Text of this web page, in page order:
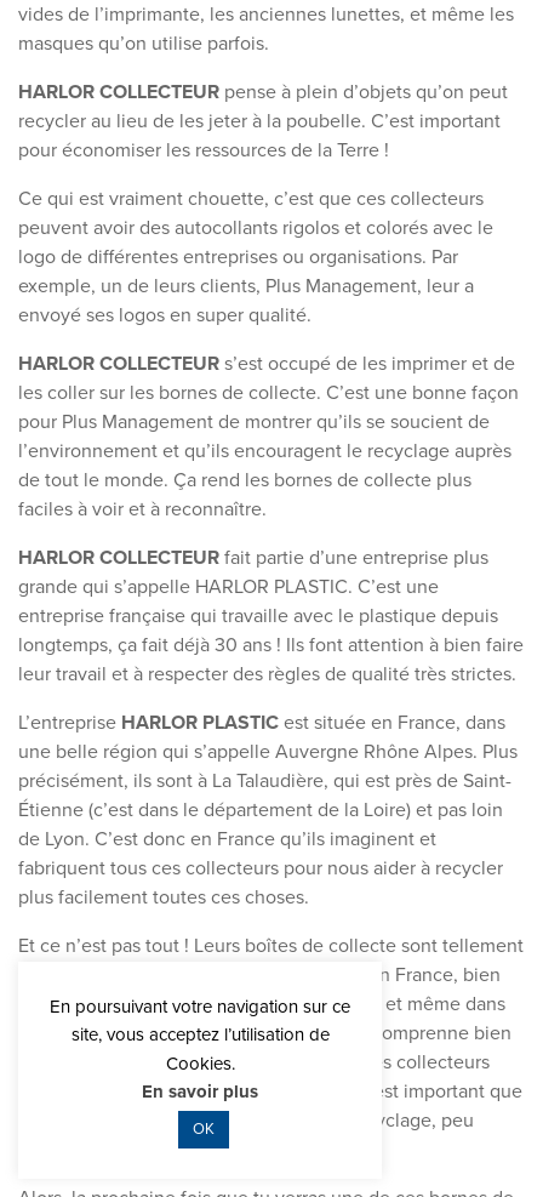
vides de l’imprimante, les anciennes lunettes, et même les
masques qu’on utilise parfois.
HARLOR COLLECTEUR pense à plein d’objets qu’on peut
recycler au lieu de les jeter à la poubelle. C’est important
pour économiser les ressources de la Terre !
Ce qui est vraiment chouette, c’est que ces collecteurs
peuvent avoir des autocollants rigolos et colorés avec le
logo de différentes entreprises ou organisations. Par
exemple, un de leurs clients, Plus Management, leur a
envoyé ses logos en super qualité.
HARLOR COLLECTEUR s’est occupé de les imprimer et de
les coller sur les bornes de collecte. C’est une bonne façon
pour Plus Management de montrer qu’ils se soucient de
l’environnement et qu’ils encouragent le recyclage auprès
de tout le monde. Ça rend les bornes de collecte plus
faciles à voir et à reconnaître.
HARLOR COLLECTEUR fait partie d’une entreprise plus
grande qui s’appelle HARLOR PLASTIC. C’est une
entreprise française qui travaille avec le plastique depuis
longtemps, ça fait déjà 30 ans ! Ils font attention à bien faire
leur travail et à respecter des règles de qualité très strictes.
L’entreprise HARLOR PLASTIC est située en France, dans
une belle région qui s’appelle Auvergne Rhône Alpes. Plus
précisément, ils sont à La Talaudière, qui est près de Saint-
Étienne (c’est dans le département de la Loire) et pas loin
de Lyon. C’est donc en France qu’ils imaginent et
fabriquent tous ces collecteurs pour nous aider à recycler
plus facilement toutes ces choses.
Et ce n’est pas tout ! Leurs boîtes de collecte sont tellement
pratiques qu’on peut les trouver partout : en France, bien
sûr, mais aussi dans d’autres pays d’Europe et même dans
le monde entier ! Pour que tout le monde comprenne bien
comment les utiliser, les informations sur les collecteurs
sont traduites dans différentes langues. C’est important que
chacun puisse participer facilement au recyclage, peu
importe où il habite.
En poursuivant votre navigation sur ce
site, vous acceptez l’utilisation de
Cookies.
En savoir plus
OK